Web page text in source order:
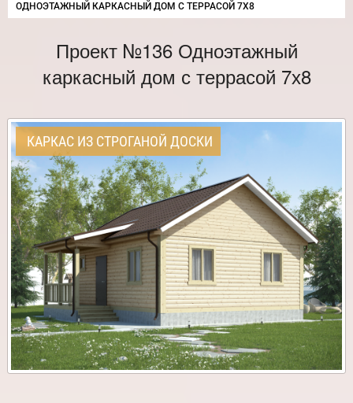
CURRENT:
ОДНОЭТАЖНЫЙ КАРКАСНЫЙ ДОМ С ТЕРРАСОЙ 7Х8
Проект №136 Одноэтажный
каркасный дом с террасой 7х8
КАРКАС ИЗ СТРОГАНОЙ ДОСКИ